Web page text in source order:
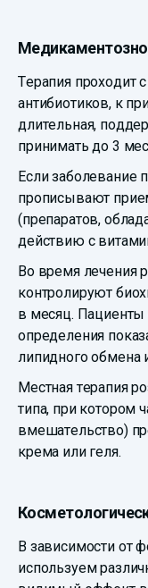
Терапия проходит
антибиотиков, к
длительная,
принимать до 3
Если заболевание
прописывают
(препаратов,
действию с
Во время лечения
контролируют
в месяц.
определения
липидного обмена
Местная терапия
типа, при котором
вмешательство)
крема или геля.
В зависимости от
используем